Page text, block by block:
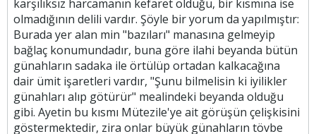
karşılıksız harcamanın kefaret olduğu, bir kısmına ise
olmadığının delili vardır. Şöyle bir yorum da yapılmıştır:
Burada yer alan min "bazıları" manasına gelmeyip
bağlaç konumundadır, buna göre ilahi beyanda bütün
günahların sadaka ile örtülüp ortadan kalkacağına
dair ümit işaretleri vardır, "Şunu bilmelisin ki iyilikler
günahları alıp götürür" mealindeki beyanda olduğu
gibi. Ayetin bu kısmı Mütezile'ye ait görüşün çelişkisini
göstermektedir, zira onlar büyük günahların tövbe